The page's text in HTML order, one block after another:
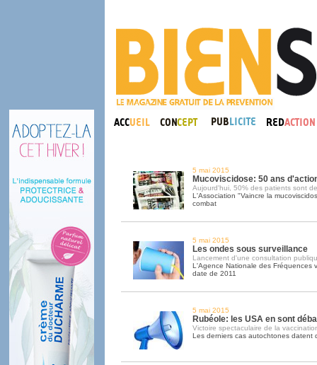
5 mai 2015
Mucoviscidose: 50 ans
Aujourd'hui, 50% des patients sont
L'Association "Vaincre la
combat
5 mai 2015
Les ondes sous surveillance
Lancement d'une consultation
L'Agence Nationale des Fréquences
date de 2011
5 mai 2015
Rubéole: les USA en sont
Victoire spectaculaire de la
Les derniers cas autochtones datent